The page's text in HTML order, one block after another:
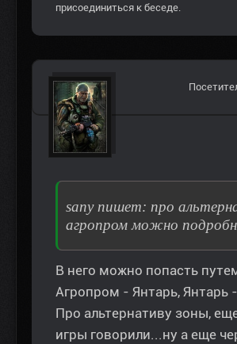
присоединиться к беседе.
sany пишет: про
агропром можно
В него можно попасть
Агропром - Янтарь, Янтарь
Про альтернативу зоны,
игры говорили...ну а еще